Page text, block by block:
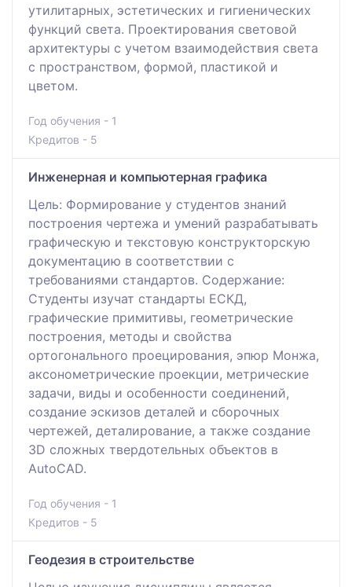
утилитарных, эстетических и гигиенических
функций света. Проектирования световой
архитектуры с учетом взаимодействия света
с пространством, формой, пластикой и
цветом.
Год обучения - 1
Кредитов - 5
Инженерная и компьютерная графика
Цель: Формирование у студентов знаний
построения чертежа и умений разрабатывать
графическую и текстовую конструкторскую
документацию в соответствии с
требованиями стандартов. Содержание:
Студенты изучат стандарты ЕСКД,
графические примитивы, геометрические
построения, методы и свойства
ортогонального проецирования, эпюр Монжа,
аксонометрические проекции, метрические
задачи, виды и особенности соединений,
создание эскизов деталей и сборочных
чертежей, деталирование, а также создание
3D сложных твердотельных объектов в
AutoCAD.
Год обучения - 1
Кредитов - 5
Геодезия в строительстве